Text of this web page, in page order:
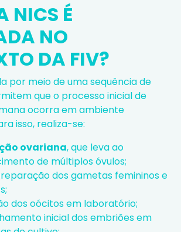
NICS É
NO
DA FIV?
por meio de uma sequência de
que o processo inicial de
ocorra em ambiente
isso, realiza-se:
ovariana, que leva ao
de múltiplos óvulos;
dos gametas femininos e
dos oócitos em laboratório;
inicial dos embriões em